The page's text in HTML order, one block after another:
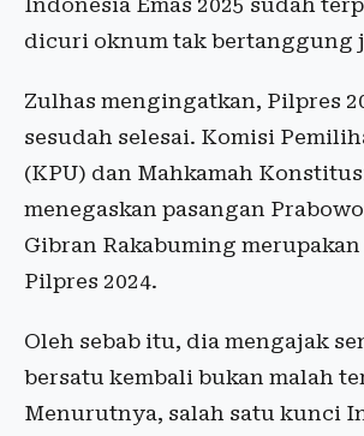
Indonesia Emas 2025 sudah
dicuri oknum tak bertanggung
Zulhas mengingatkan, Pilpres
sesudah selesai. Komisi
(KPU) dan Mahkamah
menegaskan pasangan
Gibran Rakabuming
Pilpres 2024.
Oleh sebab itu, dia mengajak
bersatu kembali bukan malah
Menurutnya, salah satu kunci